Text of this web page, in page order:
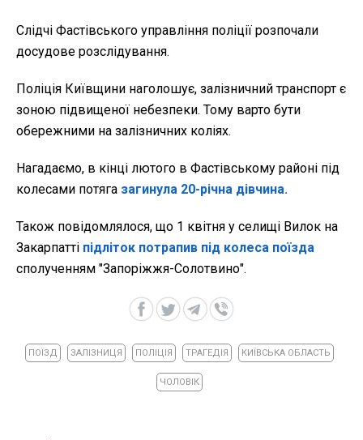
Слідчі Фастівського управління поліції розпочали
досудове розслідування.
Поліція Київщини наголошує, залізничний транспорт є
зоною підвищеної небезпеки. Тому варто бути
обережними на залізничних коліях.
Нагадаємо, в кінці лютого в Фастівському районі під
колесами потяга загинула 20-річна дівчина.
Також повідомлялося, що 1 квітня у селищі Вилок на
Закарпатті підліток потрапив під колеса поїзда
сполученням "Запоріжжя-Солотвино".
ПОЇЗД ЗАЛІЗНИЦЯ ПОЛІЦІЯ ТРАГЕДІЯ КИЇВСЬКА ОБЛАСТЬ
ЧОЛОВІК